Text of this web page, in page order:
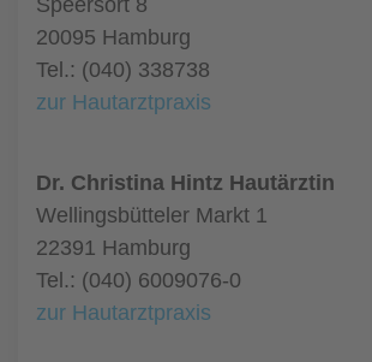
Speersort 8
20095 Hamburg
Tel.: (040) 338738
zur Hautarztpraxis
Dr. Christina Hintz Hautärztin
Wellingsbütteler Markt 1
22391 Hamburg
Tel.: (040) 6009076-0
zur Hautarztpraxis